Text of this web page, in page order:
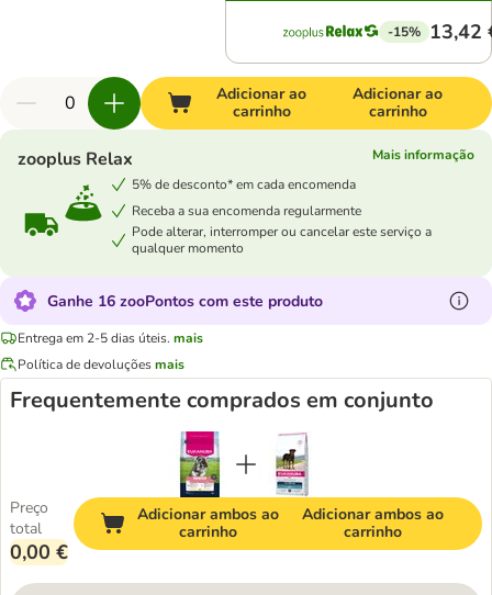
-15% 13,42
Adicionar ao
carrinho
Adicionar ao
carrinho
zooplus Relax
Mais informação
5% de desconto* em cada encomenda
Receba a sua encomenda regularmente
Pode alterar, interromper ou cancelar este serviço a
qualquer momento
Ganhe 16 zooPontos com este produto
Entrega em 2-5 dias úteis. mais
Política de devoluçõesmais
Frequentemente comprados em conjunto
Preço
total
0,00 €
Adicionar ambos ao
carrinho
Adicionar ambos ao
carrinho